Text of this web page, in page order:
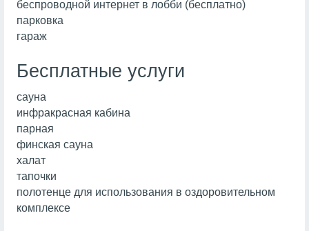
беспроводной интернет в лобби (бесплатно)
парковка
гараж
Бесплатные услуги
сауна
инфракрасная кабина
парная
финская сауна
халат
тапочки
полотенце для использования в оздоровительном
комплексе